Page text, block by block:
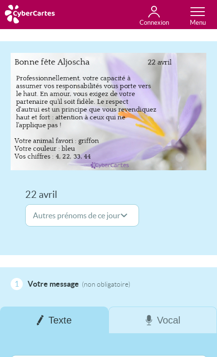
Connexion
Anniversaire
Fête du jour
Amour
Amitié
Merci
Toutes les cartes
22 avril
1 Votre message (non obligatoire)
Texte Vocal